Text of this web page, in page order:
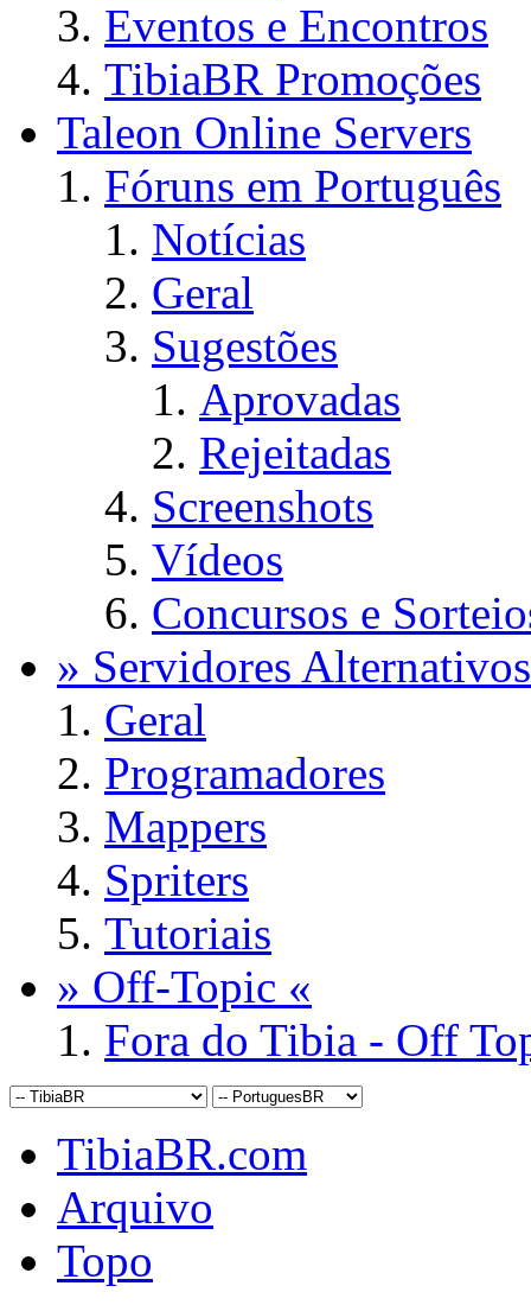
Eventos e Encontros
TibiaBR Promoções
Taleon Online Servers
Fóruns em Português
Notícias
Geral
Sugestões
Aprovadas
Rejeitadas
Screenshots
Vídeos
Concursos e
» Servidores
Geral
Programadores
Mappers
Spriters
Tutoriais
» Off-Topic «
Fora do Tibia - Off
TibiaBR.com
Arquivo
Topo